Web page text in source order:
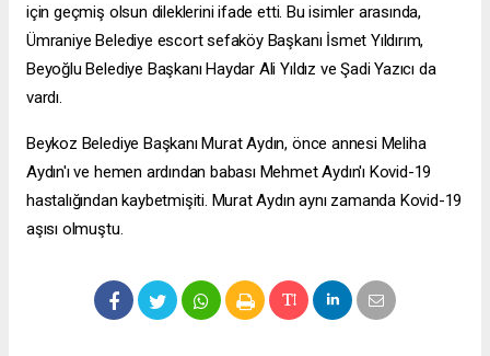
için geçmiş olsun dileklerini ifade etti. Bu isimler arasında,
Ümraniye Belediye escort sefaköyBaşkanı İsmet Yıldırım,
Beyoğlu Belediye Başkanı Haydar Ali Yıldız ve Şadi Yazıcı da
vardı.
Beykoz Belediye Başkanı Murat Aydın, önce annesi Meliha
Aydın'ı ve hemen ardından babası Mehmet Aydın'ı Kovid-19
hastalığından kaybetmişiti. Murat Aydın aynı zamanda Kovid-19
aşısı olmuştu.